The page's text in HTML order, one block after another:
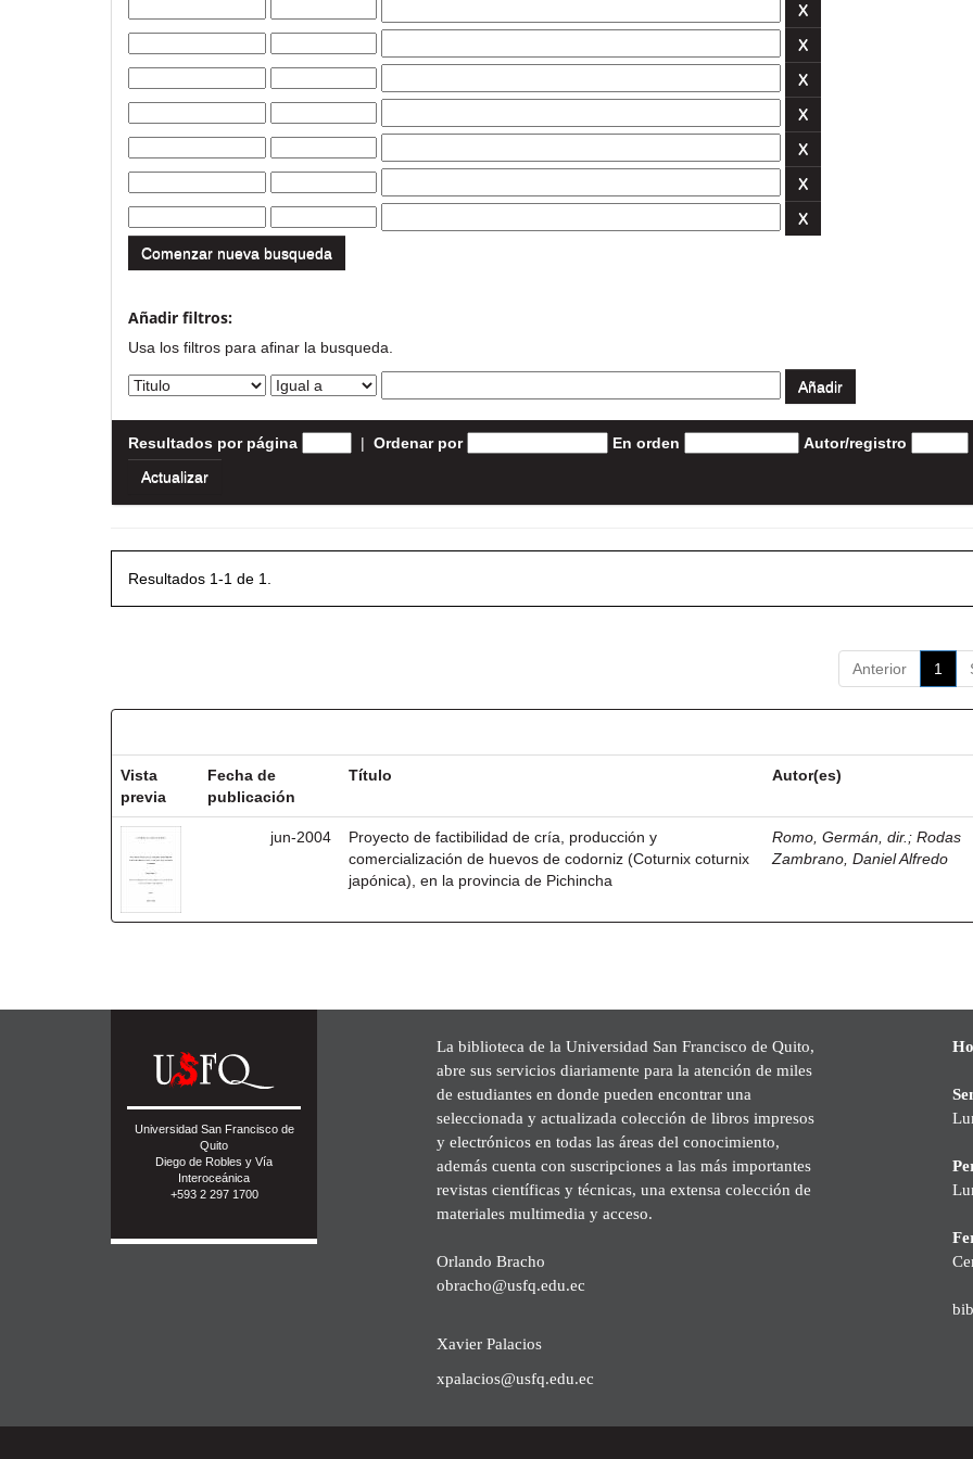
Comenzar nueva busqueda
Añadir filtros:
Usa los filtros para afinar la busqueda.
Resultados por página | Ordenar por En orden Autor/registro
Resultados 1-1 de 1.
Anterior 1
Vista
previa
Fecha de
publicación
Título Autor(es)
jun-2004
Proyecto de factibilidad de cría, producción y
comercialización de huevos de codorniz (Coturnix coturnix
japónica), en la provincia de Pichincha
Romo, Germán, dir. ;Rodas
Zambrano, Daniel Alfredo
Universidad San Francisco de
Quito
Diego de Robles y Vía
Interoceánica
+593 2 297 1700
La biblioteca de la Universidad San Francisco de Quito,
abre sus servicios diariamente para la atención de miles
de estudiantes en donde pueden encontrar una
seleccionada y actualizada colección de libros impresos
y electrónicos en todas las áreas del conocimiento,
además cuenta con suscripciones a las más importantes
revistas científicas y técnicas, una extensa colección de
materiales multimedia y acceso.
Orlando Bracho
obracho@usfq.edu.ec
Xavier Palacios
xpalacios@usfq.edu.ec